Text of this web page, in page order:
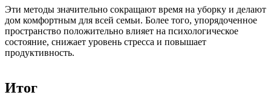
Эти методы значительно сокращают время на уборку и делают
дом комфортным для всей семьи. Более того, упорядоченное
пространство положительно влияет на психологическое
состояние, снижает уровень стресса и повышает
продуктивность.
Итог